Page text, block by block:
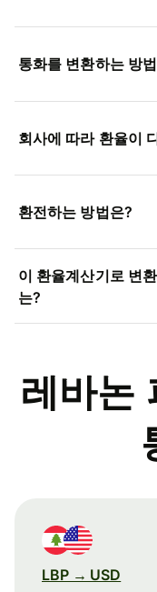
통화를 변환하는 방
회사에 따라 환율이
환전하는 방법은?
이 환율계산기로 변
는?
레바논
LBP → USD